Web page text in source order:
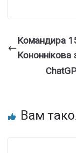
Командира
Вам